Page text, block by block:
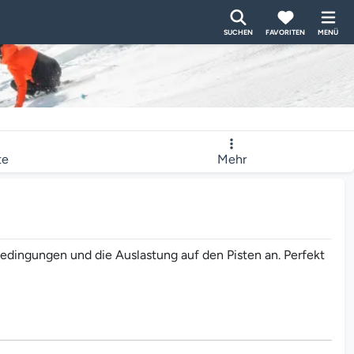
SUCHEN FAVORITEN MENÜ
Mehr
und die Auslastung auf den Pisten an. Perfekt